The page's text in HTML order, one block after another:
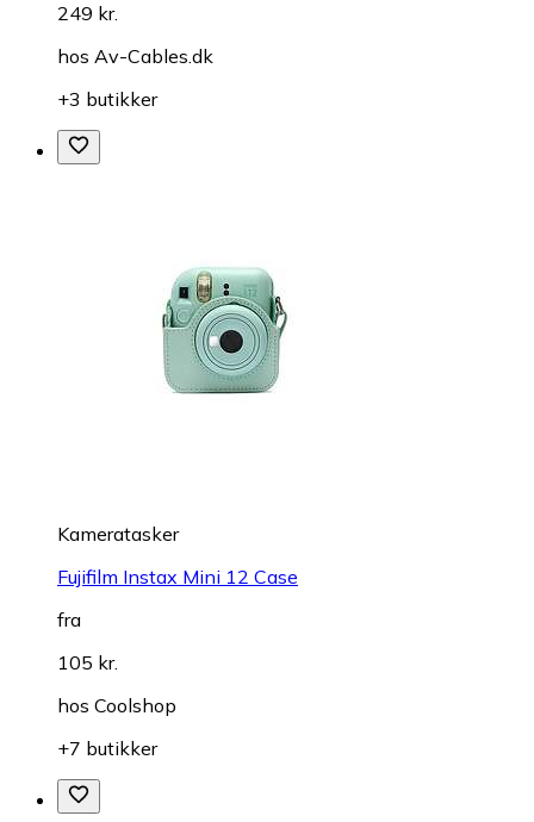
249 kr.
hos Av-Cables.dk
+3 butikker
Kameratasker
Fujifilm Instax Mini 12 Case
fra
105 kr.
hos Coolshop
+7 butikker